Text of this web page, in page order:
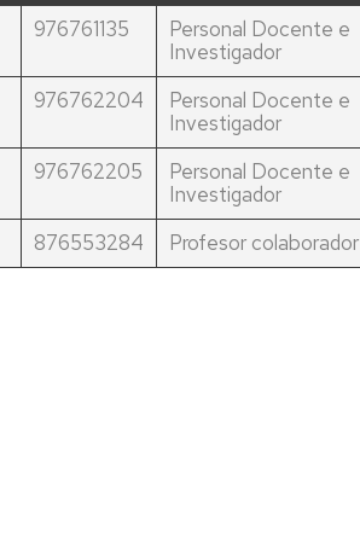
MATEMÁTICAS
GRADO
MÁSTER
EN
BIOFÍSICA
Y
BIOPHYSICS
(BIFI)
QUANTUM
GRAVITY
PHENOMENOLOGY
EXPERIMENT
IAXO
EXPERIMENT
TREX
EXPERIMENT
SUPERNEMO
EXPERIMENT
976761135
Personal Docente e
Investigador
976762204
Personal Docente e
Investigador
976762205
Personal Docente e
Investigador
876553284 Profesor colaborador